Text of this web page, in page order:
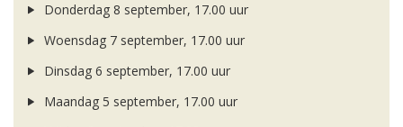
Donderdag 8 september, 17.00 uur
Woensdag 7 september, 17.00 uur
Dinsdag 6 september, 17.00 uur
Maandag 5 september, 17.00 uur